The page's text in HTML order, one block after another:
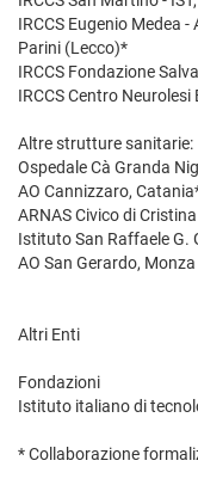
IRCCS Eugenio Medea
Parini (Lecco)*
IRCCS Fondazione
IRCCS Centro
Altre strutture sanitarie:
Ospedale Cà Granda
AO Cannizzaro,
ARNAS Civico di
Istituto San Raffaele G.
AO San Gerardo, Monza
Altri Enti
Fondazioni
Istituto italiano di
* Collaborazione